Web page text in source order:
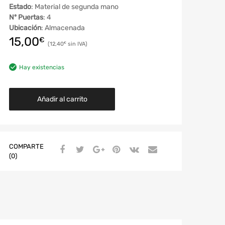
Estado: Material de segunda mano
Nº Puertas: 4
Ubicación: Almacenada
15,00€ 12,40€
Hay existencias
Añadir al carrito
COMPARTE
(0)